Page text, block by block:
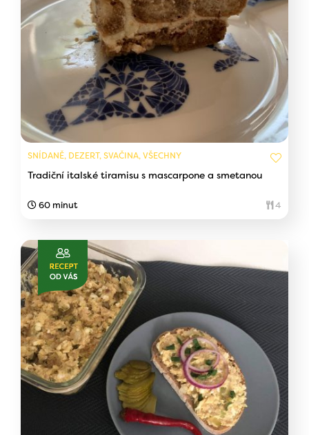
SNÍDANĚ, DEZERT, SVAČINA, VŠECHNY
Tradiční italské tiramisu s mascarpone a smetanou
60 minut 4